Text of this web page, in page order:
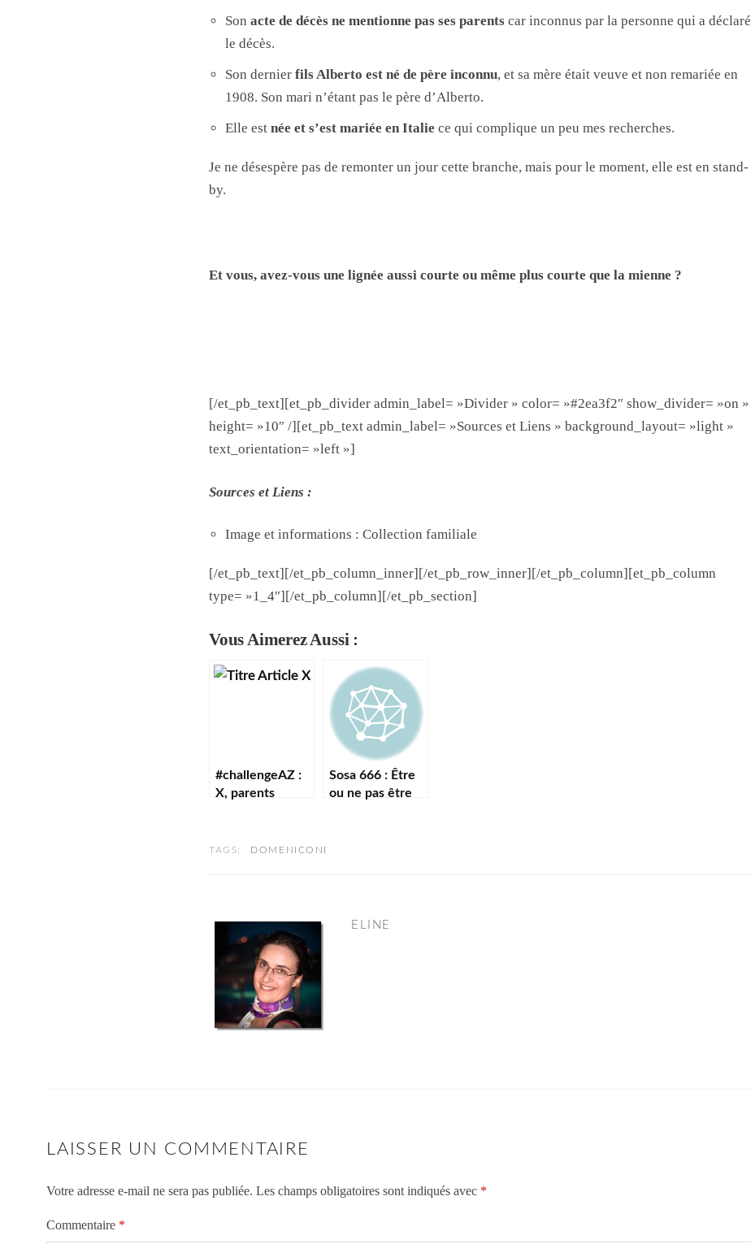
Son acte de décès ne mentionne pas ses parents car inconnus par la personne qui a déclaré
le décès.
Son dernier fils Alberto est né de père inconnu, et sa mère était veuve et non remariée en
1908. Son mari n’étant pas le père d’Alberto.
Elle est née et s’est mariée en Italie ce qui complique un peu mes recherches.
Je ne désespère pas de remonter un jour cette branche, mais pour le moment, elle est en stand-
by.
Et vous, avez-vous une lignée aussi courte ou même plus courte que la mienne ?
[/et_pb_text][et_pb_divider admin_label= »Divider » color= »#2ea3f2″ show_divider= »on »
height= »10″ /][et_pb_text admin_label= »Sources et Liens » background_layout= »light »
text_orientation= »left »]
Sources et Liens :
Image et informations : Collection familiale
[/et_pb_text][/et_pb_column_inner][/et_pb_row_inner][/et_pb_column][et_pb_column
type= »1_4″][/et_pb_column][/et_pb_section]
Vous Aimerez Aussi :
#challengeAZ :
X, parents
Sosa 666 : Être
ou ne pas être
TAGS: DOMENICONI
ELINE
LAISSER UN COMMENTAIRE
Votre adresse e-mail ne sera pas publiée. Les champs obligatoires sont indiqués avec *
Commentaire *